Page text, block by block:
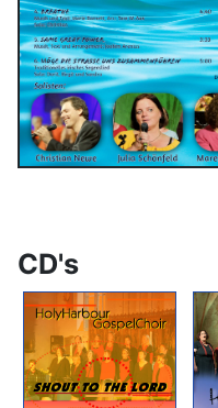
CD's